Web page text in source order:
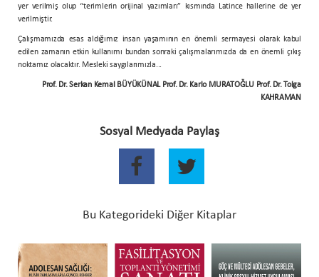
yer verilmiş olup “terimlerin orijinal yazımları” kısmında Latince hallerine de yer
verilmiştir.
Çalışmamızda esas aldığımız insan yaşamının en önemli sermayesi olarak kabul
edilen zamanın etkin kullanımı bundan sonraki çalışmalarımızda da en önemli çıkış
noktamız olacaktır. Mesleki saygılarımızla...
Prof. Dr. Serkan Kemal BÜYÜKÜNAL Prof. Dr. Karlo MURATOĞLU Prof. Dr. Tolga
KAHRAMAN
Sosyal Medyada Paylaş
Bu Kategorideki Diğer Kitaplar